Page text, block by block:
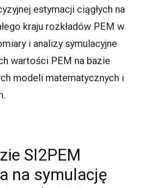
estymacji ciągłych na
kraju rozkładów PEM w
i analizy symulacyjne
wartości PEM na bazie
modeli matematycznych i
SI2PEM
na symulację